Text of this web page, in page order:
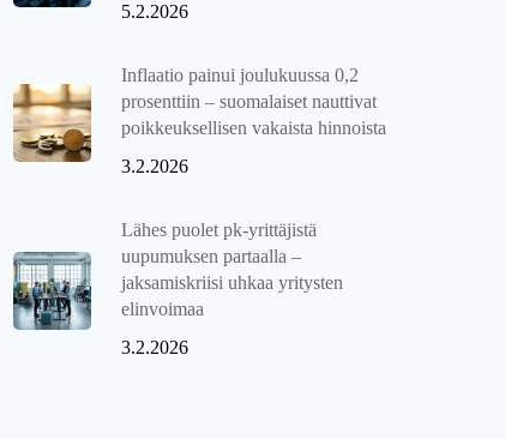
5.2.2026
Inflaatio painui joulukuussa 0,2
prosenttiin – suomalaiset nauttivat
poikkeuksellisen vakaista hinnoista
3.2.2026
Lähes puolet pk-yrittäjistä
uupumuksen partaalla –
jaksamiskriisi uhkaa yritysten
elinvoimaa
3.2.2026